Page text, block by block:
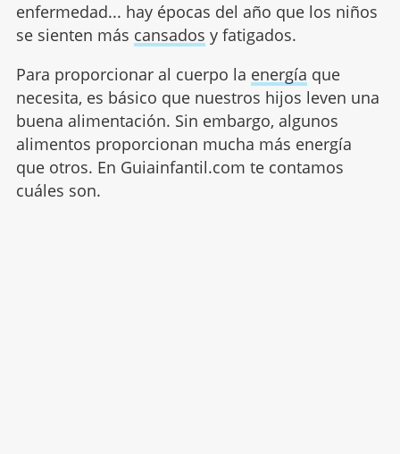
enfermedad... hay épocas del año que los niños
se sienten más cansados y fatigados.
Para proporcionar al cuerpo la energía que
necesita, es básico que nuestros hijos leven una
buena alimentación. Sin embargo, algunos
alimentos proporcionan mucha más energía
que otros. En Guiainfantil.com te contamos
cuáles son.